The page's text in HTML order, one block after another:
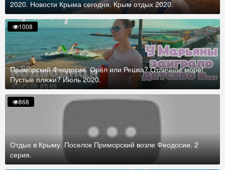
2020. Новости Крыма сегодня. Крым отдых 2020.
Приморский Феодосия. Орёл или Решка? Отличное море!
Пустые пляжи? Июль 2020.
1008
Отдых в Крыму. Поселок Приморский возле Феодосии. 2
серия.
868